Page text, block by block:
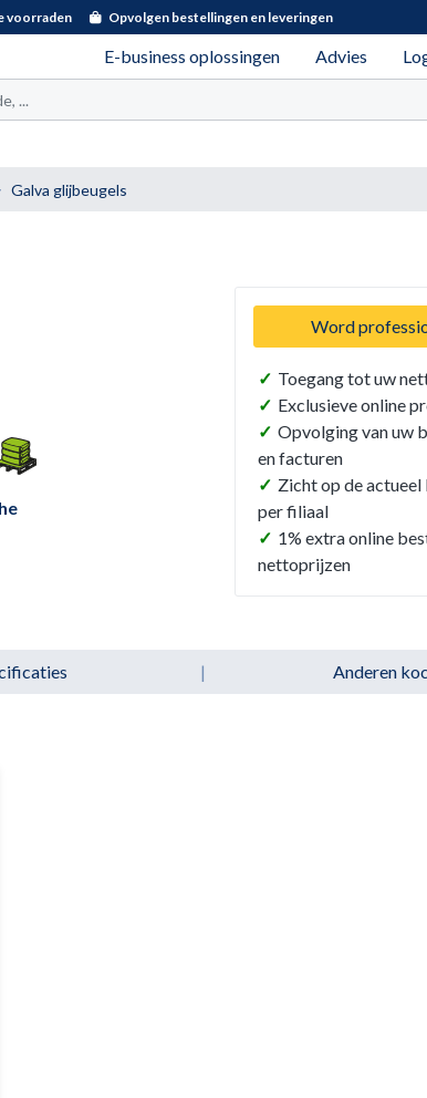
voorraden Opvolgen bestellingen en leveringen
E-business oplossingen Advies
Galva glijbeugels
Word
✓ Toegang tot uw
✓ Exclusieve online
✓ Opvolging van uw
en facturen
✓ Zicht op de
per filiaal
✓ 1% extra online
nettoprijzen
| Anderen